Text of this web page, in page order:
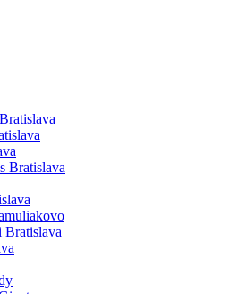
Bratislava
Bratislava